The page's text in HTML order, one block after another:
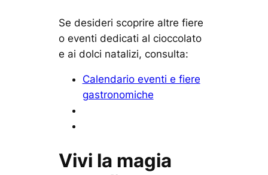
Se desideri scoprire altre fiere
o eventi dedicati al cioccolato
e ai dolci natalizi, consulta:
Calendario eventi e fiere
gastronomiche
Vivi la magia